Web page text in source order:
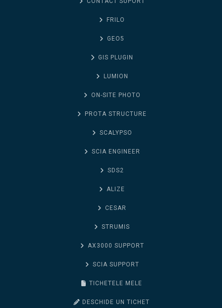
FRILO
GEO5
GIS PLUGIN
LUMION
ON-SITE PHOTO
PROTA STRUCTURE
SCALYPSO
SCIA ENGINEER
SDS2
ALIZE
CESAR
STRUMIS
AX3000 SUPPORT
SCIA SUPPORT
TICHETELE MELE
DESCHIDE UN TICHET